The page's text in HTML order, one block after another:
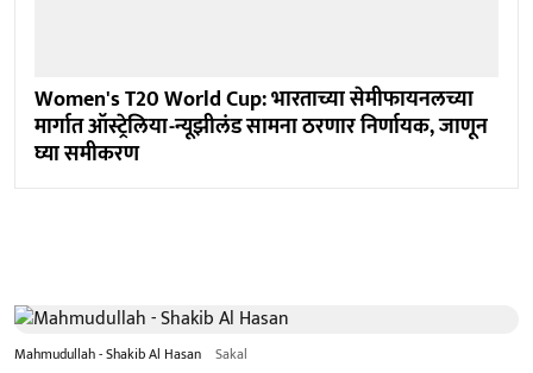
Women's T20 World Cup: भारताच्या सेमीफायनलच्या
मार्गात ऑस्ट्रेलिया-न्यूझीलंड सामना ठरणार निर्णायक, जाणून
घ्या समीकरण
Mahmudullah - Shakib Al Hasan Sakal